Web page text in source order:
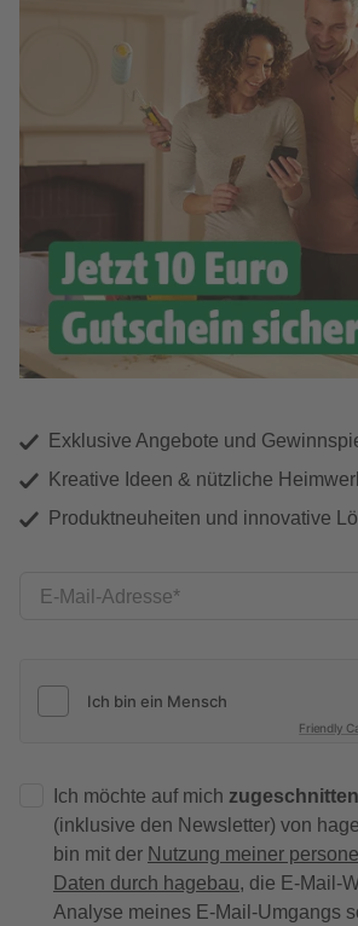
Exklusive Angebote und
Kreative Ideen & nützliche
Produktneuheiten und innovative
E-Mail-Adresse
Friendly
Ich möchte auf mich
(inklusive den Newsletter) von
bin mit der Nutzung meiner
Daten durch hagebau, die E-Mail-
Analyse meines E-Mail-Umgangs